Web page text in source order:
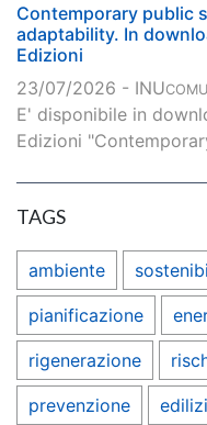
Contemporary public
adaptability. In
Edizioni
23/07/2026 - INU
E' disponibile in
Edizioni
TAGS
ambiente
pianificazione
rigenerazione
prevenzione